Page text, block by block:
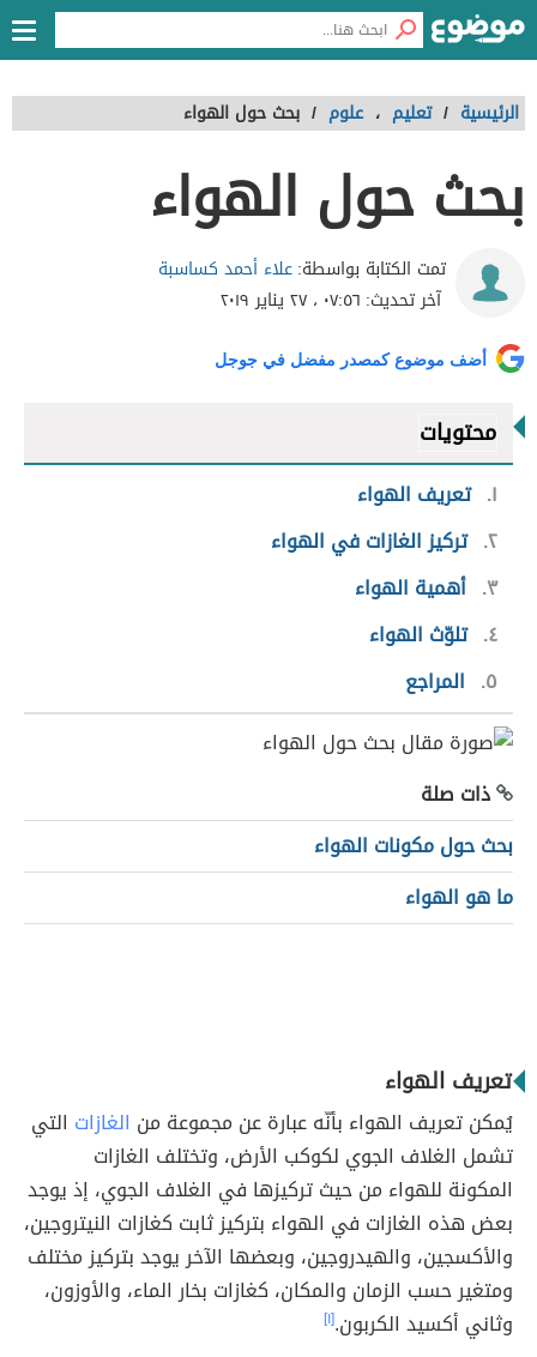
الرئيسية / تعليم ، علوم / بحث حول الهواء
بحث حول الهواء
تمت الكتابة بواسطة:علاء أحمد كساسبة
آخر تحديث: ٠٧:٥٦ ، ٢٧ يناير ٢٠١٩
أضف موضوع كمصدر مفضل في جوجل
محتويات
١ تعريف الهواء
٢ تركيز الغازات في الهواء
٣ أهمية الهواء
٤ تلوّث الهواء
٥
المراجع
ذات صلة
بحث حول مكونات الهواء
ما هو الهواء
تعريف الهواء
يُمكن تعريف الهواء بأنّه عبارة عن مجموعة من الغازات التي
تشمل الغلاف الجوي لكوكب الأرض، وتختلف الغازات
المكونة للهواء من حيث تركيزها في الغلاف الجوي، إذ يوجد
بعض هذه الغازات في الهواء بتركيز ثابت كغازات النيتروجين،
والأكسجين، والهيدروجين، وبعضها الآخر يوجد بتركيز مختلف
ومتغير حسب الزمان والمكان، كغازات بخار الماء، والأوزون،
وثاني أكسيد الكربون.[١]